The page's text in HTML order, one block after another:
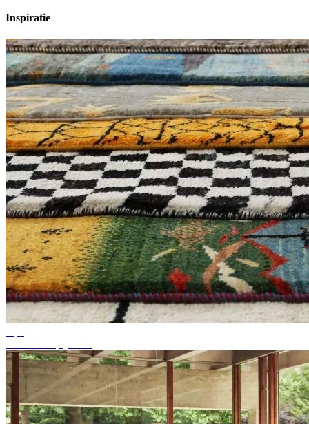
Inspiratie